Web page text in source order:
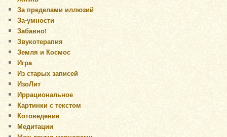
За пределами иллюзий
За-умности
Забавно!
Звукотерапия
Земля и Космос
Игра
Из старых записей
ИзоЛит
Иррациональное
Картинки с текстом
Котоведение
Медитации